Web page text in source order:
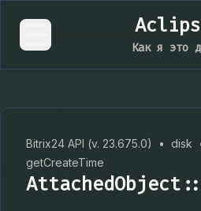
Aclips
Как я это
Bitrix24 API (v. 23.675.0) • disk
getCreateTime